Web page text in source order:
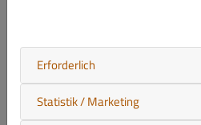
Zum Produktsortiment zählen neben
Verleimpressen auch
Beleimen, Montieren, Prüfen sowie
Je nach Aufgabenstellung und
Erforderlich
Statistik / Marketing